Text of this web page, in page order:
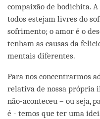
compaixão de bodichita. A
todos estejam livres do
sofrimento; o amor é o
tenham as causas da
mentais diferentes.
Para nos concentrarmos
relativa de nossa própria
não-aconteceu – ou seja,
é - temos que ter uma